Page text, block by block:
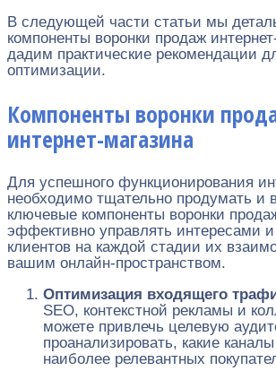
В следующей части статьи мы
компоненты воронки продаж
дадим практические рекомендации
оптимизации.
Компоненты воронки
интернет-магазина
Для успешного функционирования
необходимо тщательно продумать и
ключевые компоненты воронки
эффективно управлять интересами
клиентов на каждой стадии их
вашим онлайн-пространством.
Оптимизация входящего
SEO, контекстной рекламы и
можете привлечь целевую
проанализировать, какие
наиболее релевантных